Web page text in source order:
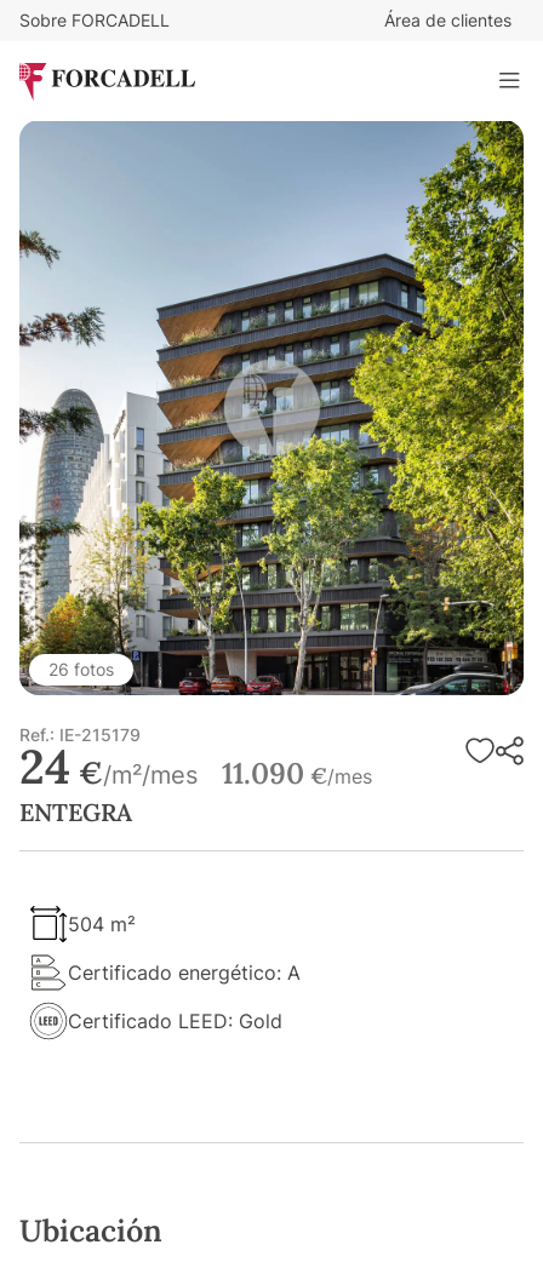
Sobre FORCADELL Área de clientes
ENTEGRA
504 m²
26 fotos
Ref.: IE-215179
24 €/m²/mes 11.090 €/mes
ENTEGRA
504 m²
Certificado energético: A
Certificado LEED: Gold
Ubicación